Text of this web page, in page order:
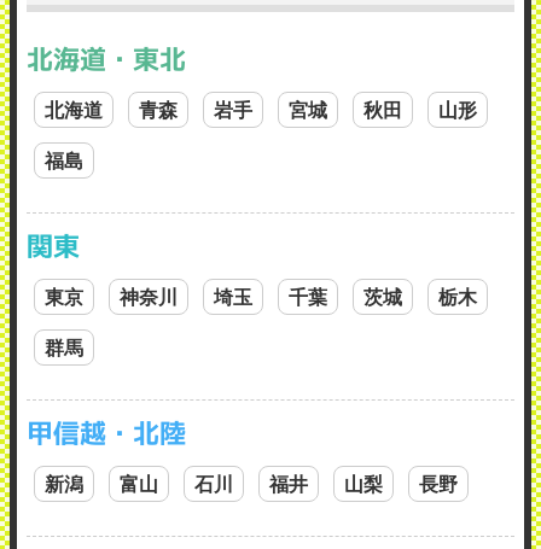
北海道・東北
北海道 青森 岩手 宮城 秋田 山形
福島
関東
東京 神奈川 埼玉 千葉 茨城 栃木
群馬
甲信越・北陸
新潟 富山 石川 福井 山梨 長野